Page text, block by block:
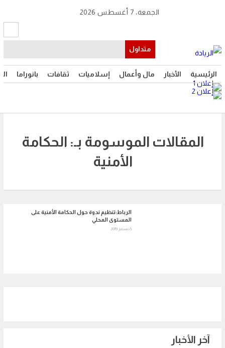
الرئيسية الأخبار مال وأعمال إسلاميات ثقافات بانوراما
الجمعة، 7 أغسطس 2026
متداول
المقالات الموسومة بـ: الحكامة
الأمنية
الرباط:تنظيم ندوة حول الحكامة الأمنية على
المستوى المحلي
5 ديسمبر 2019
آخر الأخبار